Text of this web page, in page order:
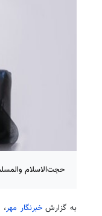
حجت‌الاسلام
به گزارشخبرنگار مهر